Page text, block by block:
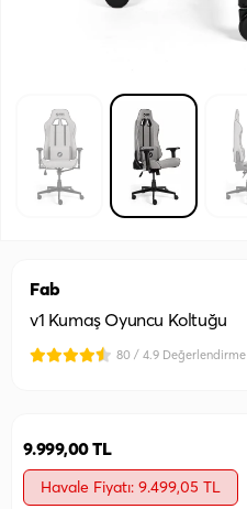
Fab
v1 Kumaş Oyuncu Koltuğu
80 / 4.9 Değerlendirme
9.999,00 TL
Havale Fiyatı: 9.499,05 TL